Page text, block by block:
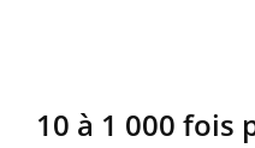
10 à 1 000 fois